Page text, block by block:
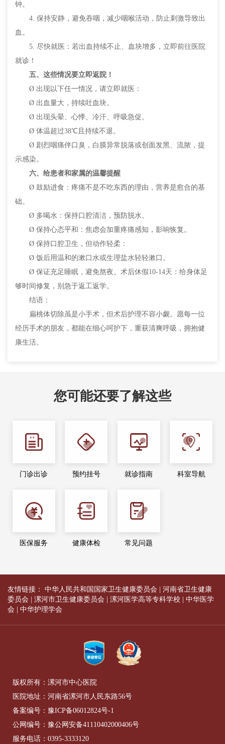
钟。
4. 保持安静，避免吞咽，减少咽喉活动，防止刺激导致出
血。
5. 尽快就医：若出血持续不止、血块增多，立即前往医院
就诊！
五、这些情况要立即返院！
Ø 出现以下任一情况，请立即就医：
Ø 出血量大，持续吐血块。
Ø 出现头晕、心悸、冷汗、呼吸急促。
Ø 体温超过38℃且持续不退。
Ø 剧烈咽痛伴口臭，白膜异常脱落或创面发黑、流脓，提
示感染。
六、给患者和家属的温馨提醒
Ø 鼓励进食：疼痛不是不吃东西的理由，营养是愈合的基
础。
Ø 多喝水：保持口腔清洁，预防脱水。
Ø 保持心态平和：焦虑会加重疼痛感知，影响恢复。
Ø 保持口腔卫生，但动作轻柔：
Ø 饭后用温和的漱口水或生理盐水轻轻漱口。
Ø 保证充足睡眠，避免熬夜。术后休假10-14天：给身体足
够时间修复，别急于返工返学。
结语：
扁桃体切除虽是小手术，但术后护理不容小觑。愿每一位
经历手术的朋友，都能在细心呵护下，重获清爽呼吸，拥抱健
康生活。
您可能还要了解这些
门诊出诊 预约挂号 就诊指南 科室导航
医保服务 健康体检 常见问题
友情链接： 中华人民共和国国家卫生健康委员会
河南省卫生健康
委员会
漯河市卫生健康委员会 漯河医学高等专科学校
中华医学
会
中华护理学会
版权所有：漯河市中心医院
医院地址：河南省漯河市人民东路56号
备案编号： 豫ICP备06012824号-1
公网编号： 豫公网安备41110402000406号
服务电话： 0395-3333120